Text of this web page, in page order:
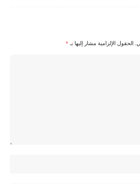
الحقول الإلزامية مشار إليها بـ *